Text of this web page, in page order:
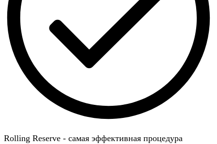
Rolling Reserve - самая эффективная процедура